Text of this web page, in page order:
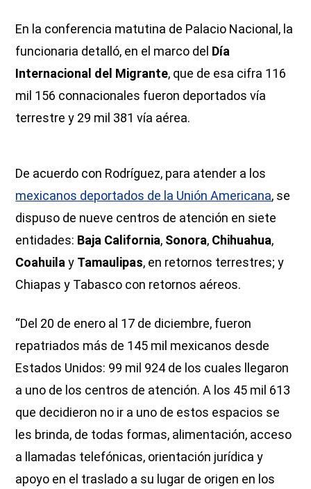
En la conferencia matutina de Palacio Nacional, la
funcionaria detalló, en el marco del Día
Internacional del Migrante, que de esa cifra 116
mil 156 connacionales fueron deportados vía
terrestre y 29 mil 381 vía aérea.
De acuerdo con Rodríguez, para atender a los
mexicanos deportados de la Unión Americana, se
dispuso de nueve centros de atención en siete
entidades: Baja California, Sonora, Chihuahua,
Coahuilay Tamaulipas, en retornos terrestres; y
Chiapas y Tabasco con retornos aéreos.
“Del 20 de enero al 17 de diciembre, fueron
repatriados más de 145 mil mexicanos desde
Estados Unidos: 99 mil 924 de los cuales llegaron
a uno de los centros de atención. A los 45 mil 613
que decidieron no ir a uno de estos espacios se
les brinda, de todas formas, alimentación, acceso
a llamadas telefónicas, orientación jurídica y
apoyo en el traslado a su lugar de origen en los